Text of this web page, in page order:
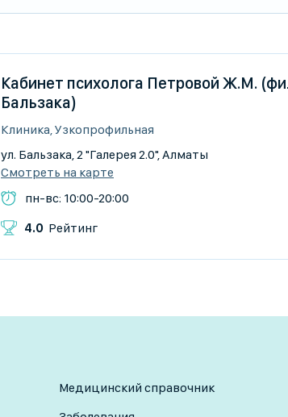
Кабинет психолога Петровой Ж.М.
Бальзака)
Клиника, Узкопрофильная
ул. Бальзака, 2 "Галерея 2.0", Алматы
Смотреть на карте
пн-вс: 10:00-20:00
4.0 Рейтинг
Медицинский справочник